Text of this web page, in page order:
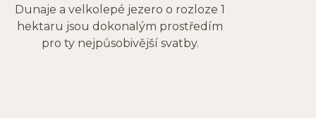
Dunaje a velkolepé jezero o rozloze 1
hektaru jsou dokonalým prostředím
pro ty nejpůsobivější svatby.